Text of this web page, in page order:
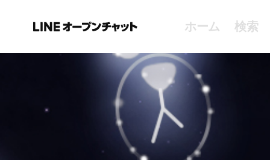
ホーム 検索